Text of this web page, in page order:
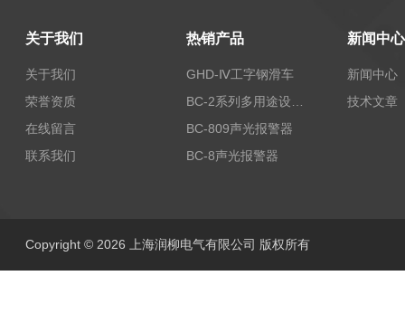
关于我们
关于我们
荣誉资质
在线留言
联系我们
热销产品
GHD-Ⅳ工字钢滑车
BC-809声光报警器
BC-8声光报警器
新闻中心
新闻中心
技术文章
Copyright © 2026 上海润柳电气有限公司 版权所有